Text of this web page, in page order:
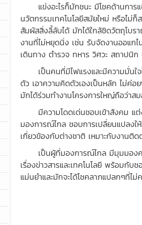
แข่งอะไรก็มักชนะ มีโชคด้านการแ
นวัตกรรมเทคโนโลยีสมัยใหม่ หรือไม่
สัมผัสสิ่งลี้ลับได้ มักได้ใกล้ชิดวัตถุโบ
งานที่ไม่หยุดนิ่ง เช่น รับจัดงานออแก
เดินทาง ตำรวจ ทหาร วิศวะ สถาปนิ
เป็นคนที่มีไฟแรงและมีความมั่นใจใ
ตัว เอาความคิดตัวเองเป็นหลัก ไม่ค่
มักได้ร่วมทำงานโครงการใหญ่ถือว่าส
มีความโดดเด่นชอบเข้าสังคม แต่
มองการณ์ไกล ชอบการเปลี่ยนแปล
เกี่ยวข้องกับต่างชาติ เหมาะกับงานติ
เป็นผู้ที่มองการณ์ไกล มีมุมมองคว
เรื่องข่าวสารและเทคโนโลยี พร้อมกั
แม่นยำและมักจะได้โชคลาภแปลกๆที่ไ